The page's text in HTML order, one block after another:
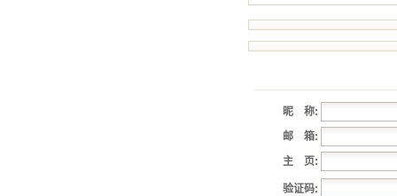
昵 称:
邮 箱:
主 页:
验证码: